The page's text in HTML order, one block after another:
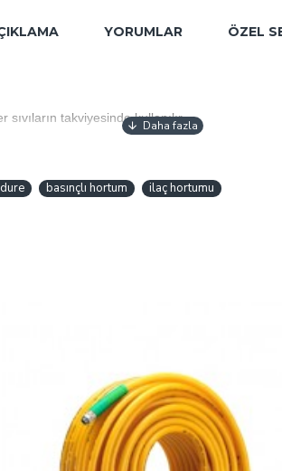
YORUMLAR ÖZEL
takviyesinde kullanılır.
basınçlı hortum ilaç hortumu